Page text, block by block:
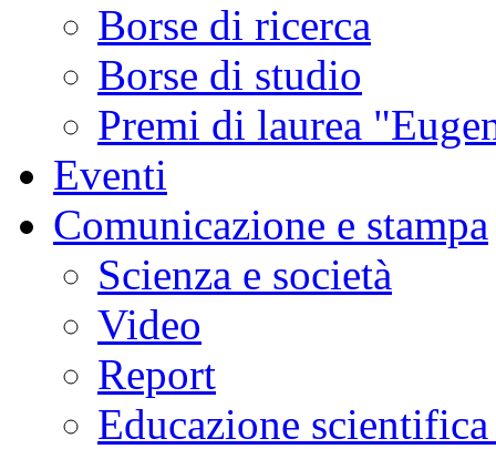
Borse di ricerca
Borse di studio
Premi di laurea
Eventi
Comunicazione e stampa
Scienza e società
Video
Report
Educazione